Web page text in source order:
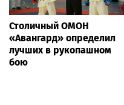
Столичный ОМОН
«Авангард» определил
лучших в рукопашном
бою